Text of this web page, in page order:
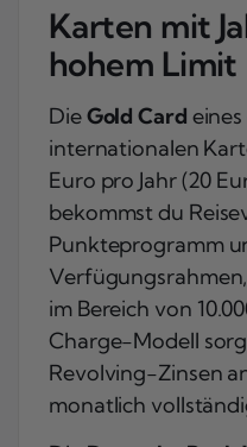
Karten mit
hohem Limit
DieGold Card
internationalen
Euro pro Jahr (20
bekommst du
Punkteprogramm
im Bereich von
Charge-Modell
Revolving-Zinsen
monatlich